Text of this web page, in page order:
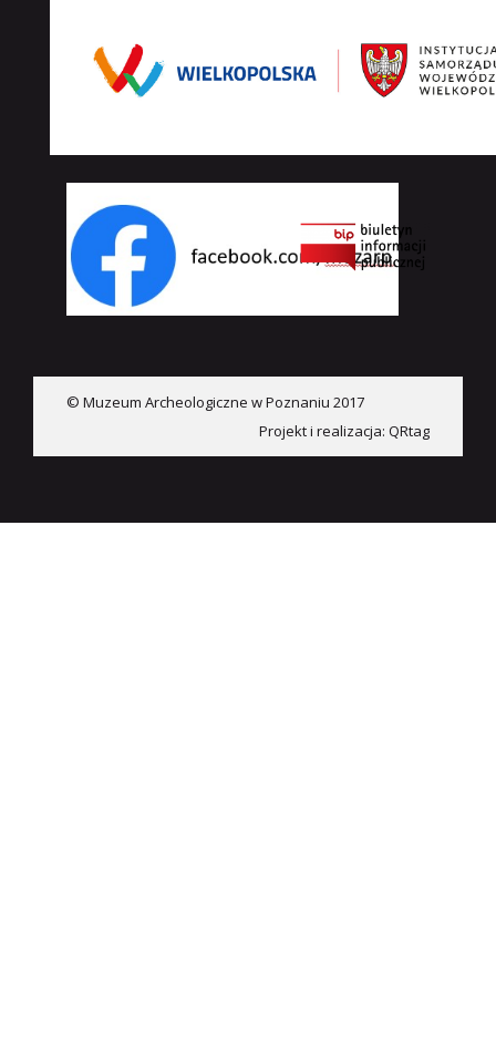
© Muzeum Archeologiczne w Poznaniu 2017
Projekt i realizacja: QRtag